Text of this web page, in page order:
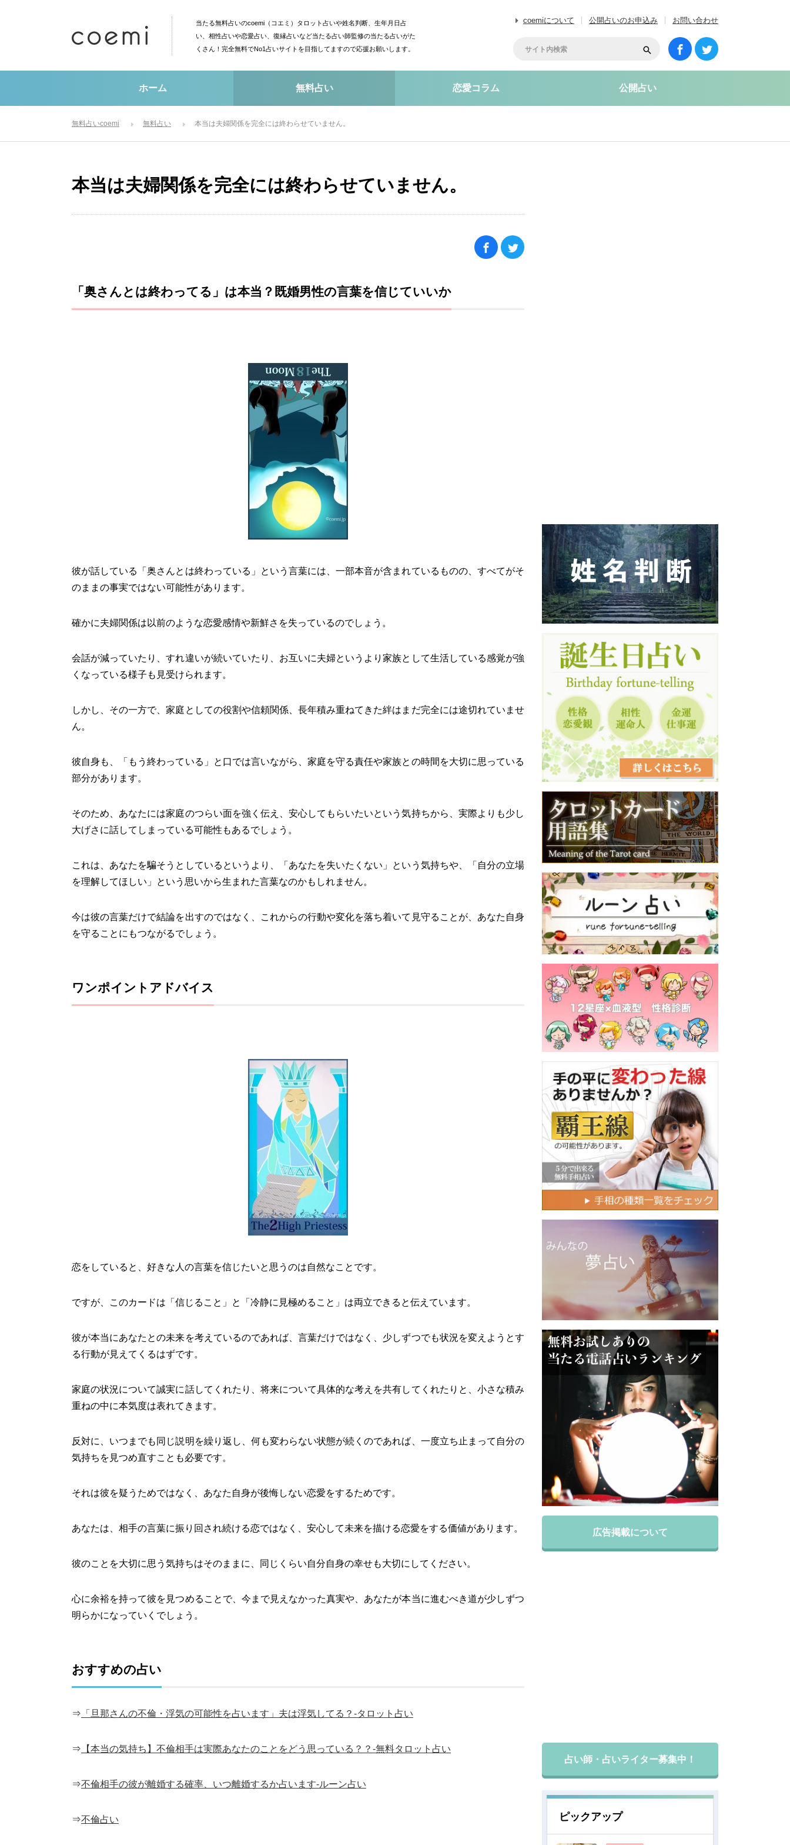
当たる無料占いのcoemi（コエミ）タロット占いや姓名判断、生年月日占
い、相性占いや恋愛占い、復縁占いなど当たる占い師監修の当たる占いがた
くさん！完全無料でNo1占いサイトを目指してますので応援お願いします。
coemiについて 公開占いのお申込み お問い合わせ
ホーム 無料占い 恋愛コラム 公開占い
無料占いcoemi 無料占い 本当は夫婦関係を完全には終わらせていません。
本当は夫婦関係を完全には終わらせていません。
「奥さんとは終わってる」は本当？既婚男性の言葉を信じていいか
彼が話している「奥さんとは終わっている」という言葉には、一部本音が含まれているものの、すべてがそ
のままの事実ではない可能性があります。
確かに夫婦関係は以前のような恋愛感情や新鮮さを失っているのでしょう。
会話が減っていたり、すれ違いが続いていたり、お互いに夫婦というより家族として生活している感覚が強
くなっている様子も見受けられます。
しかし、その一方で、家庭としての役割や信頼関係、長年積み重ねてきた絆はまだ完全には途切れていませ
ん。
彼自身も、「もう終わっている」と口では言いながら、家庭を守る責任や家族との時間を大切に思っている
部分があります。
そのため、あなたには家庭のつらい面を強く伝え、安心してもらいたいという気持ちから、実際よりも少し
大げさに話してしまっている可能性もあるでしょう。
これは、あなたを騙そうとしているというより、「あなたを失いたくない」という気持ちや、「自分の立場
を理解してほしい」という思いから生まれた言葉なのかもしれません。
今は彼の言葉だけで結論を出すのではなく、これからの行動や変化を落ち着いて見守ることが、あなた自身
を守ることにもつながるでしょう。
ワンポイントアドバイス
恋をしていると、好きな人の言葉を信じたいと思うのは自然なことです。
ですが、このカードは「信じること」と「冷静に見極めること」は両立できると伝えています。
彼が本当にあなたとの未来を考えているのであれば、言葉だけではなく、少しずつでも状況を変えようとす
る行動が見えてくるはずです。
家庭の状況について誠実に話してくれたり、将来について具体的な考えを共有してくれたりと、小さな積み
重ねの中に本気度は表れてきます。
反対に、いつまでも同じ説明を繰り返し、何も変わらない状態が続くのであれば、一度立ち止まって自分の
気持ちを見つめ直すことも必要です。
それは彼を疑うためではなく、あなた自身が後悔しない恋愛をするためです。
あなたは、相手の言葉に振り回され続ける恋ではなく、安心して未来を描ける恋愛をする価値があります。
彼のことを大切に思う気持ちはそのままに、同じくらい自分自身の幸せも大切にしてください。
心に余裕を持って彼を見つめることで、今まで見えなかった真実や、あなたが本当に進むべき道が少しずつ
明らかになっていくでしょう。
おすすめの占い
⇒ 「旦那さんの不倫・浮気の可能性を占います」夫は浮気してる？-タロット占い
⇒ 【本当の気持ち】不倫相手は実際あなたのことをどう思っている？？-無料タロット占い
⇒不倫相手の彼が離婚する確率、いつ離婚するか占います-ルーン占い
⇒不倫占い
広告掲載について
占い師・占いライター募集中！
ピックアップ